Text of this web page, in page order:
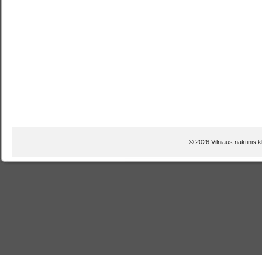
© 2026 Vilniaus naktinis